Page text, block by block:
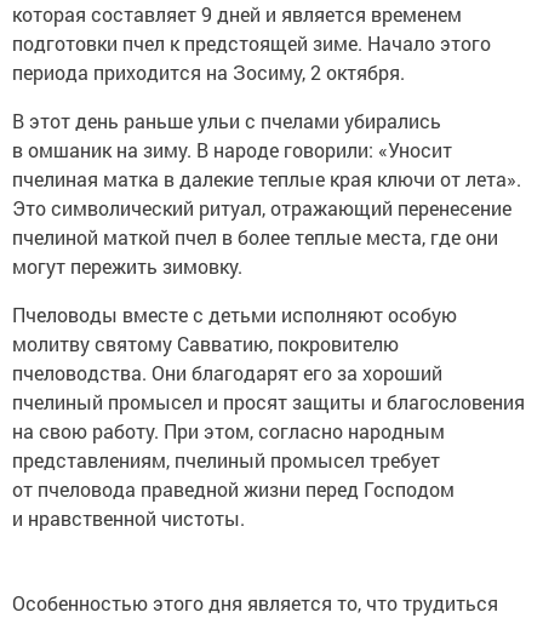
которая составляет 9 дней и является временем
подготовки пчел к предстоящей зиме. Начало этого
периода приходится на Зосиму, 2 октября.
В этот день раньше ульи с пчелами убирались
в омшаник на зиму. В народе говорили: «Уносит
пчелиная матка в далекие теплые края ключи от лета».
Это символический ритуал, отражающий перенесение
пчелиной маткой пчел в более теплые места, где они
могут пережить зимовку.
Пчеловоды вместе с детьми исполняют особую
молитву святому Савватию, покровителю
пчеловодства. Они благодарят его за хороший
пчелиный промысел и просят защиты и благословения
на свою работу. При этом, согласно народным
представлениям, пчелиный промысел требует
от пчеловода праведной жизни перед Господом
и нравственной чистоты.
Особенностью этого дня является то, что трудиться